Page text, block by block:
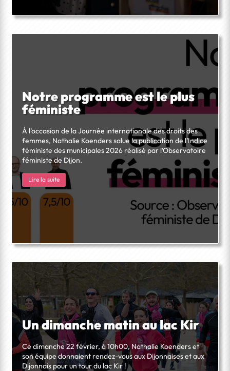
Notre programme est le plus
féministe
À l’occasion de la Journée internationale des droits des
femmes, Nathalie Koenders salue la publication de l’Indice
féministe des municipales 2026 réalisé par l’Observatoire
féministe de Dijon.
Lire la suite
Un dimanche matin au lac Kir
Ce dimanche 22 février, à 10h00, Nathalie Koenders et
son équipe donnaient rendez-vous aux Dijonnaises et aux
Dijonnais pour un tour du lac Kir !